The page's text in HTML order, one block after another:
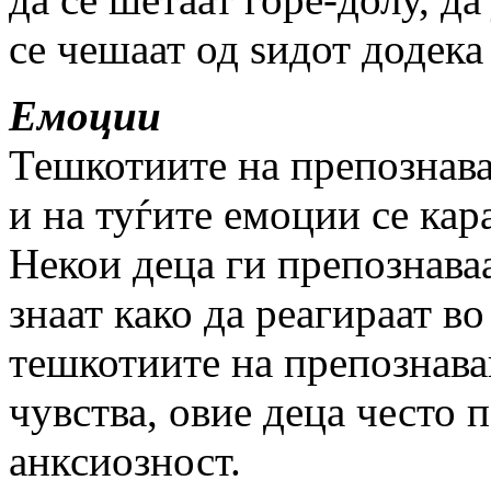
се чешаат од ѕидот
Емоции
Тешкотиите на
и на туѓите емоции се
Некои деца ги
знаат како да реагираат
тешкотиите на
чувства, овие деца често
анксиозност.